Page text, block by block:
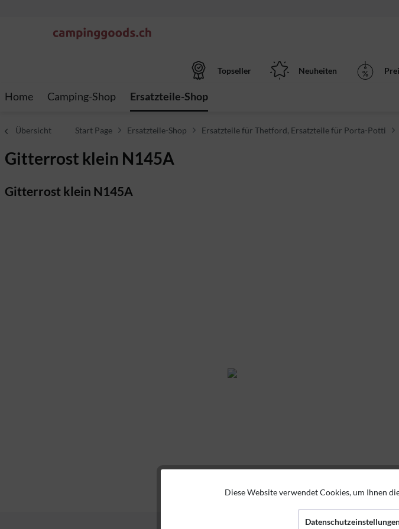
Topseller Neuheiten
Home Camping-Shop Ersatzteile-Shop
Übersicht Start Page Ersatzteile-Shop Ersatzteile für Thetford, Ersatzteile für Porta-Potti
Gitterrost klein N145A
Gitterrost klein N145A
Diese Website verwendet Cookies, um Ihnen